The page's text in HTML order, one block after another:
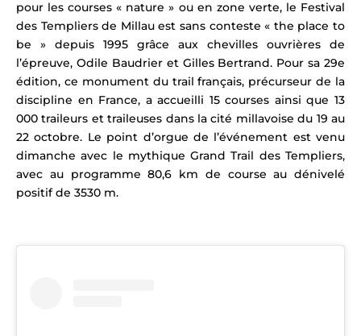
pour les courses « nature » ou en zone verte, le Festival
des Templiers de Millau est sans conteste « the place to
be » depuis 1995 grâce aux chevilles ouvrières de
l’épreuve, Odile Baudrier et Gilles Bertrand. Pour sa 29e
édition, ce monument du trail français, précurseur de la
discipline en France, a accueilli 15courses ainsi que 13
000 traileurs et traileuses dans la cité millavoise du 19 au
22 octobre. Le point d’orgue de l’événement est venu
dimanche avec le mythique Grand Trail des Templiers,
avec au programme 80,6 km de course au dénivelé
positif de 3530 m.